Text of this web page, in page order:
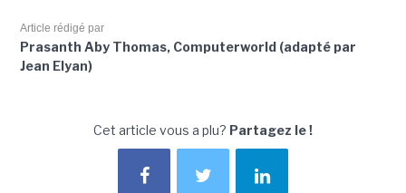
Article rédigé par
Prasanth Aby Thomas, Computerworld (adapté par
Jean Elyan)
Cet article vous a plu? Partagez le !